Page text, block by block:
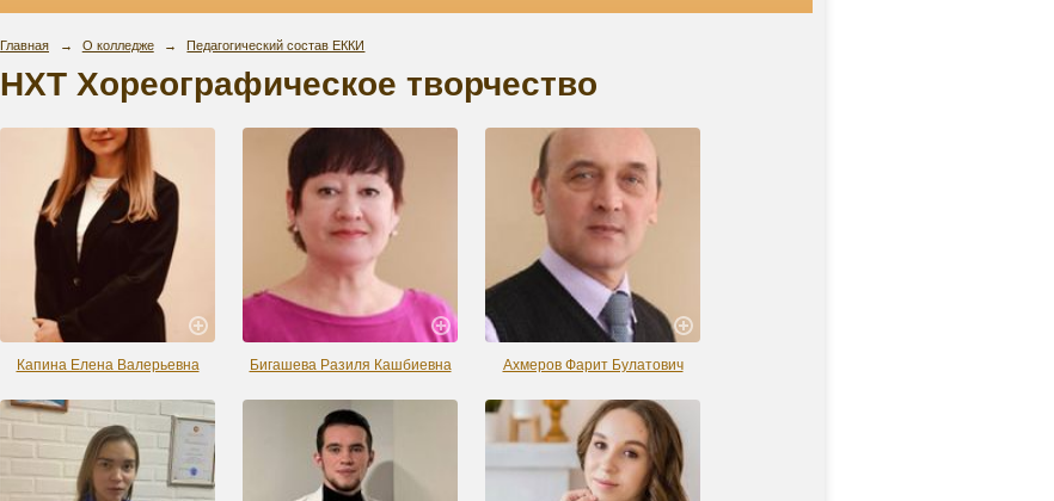
Главная → О колледже → Педагогический состав ЕККИ
НХТ Хореографическое творчество
Капина Елена Валерьевна Бигашева Разиля Кашбиевна Ахмеров Фарит Булатович